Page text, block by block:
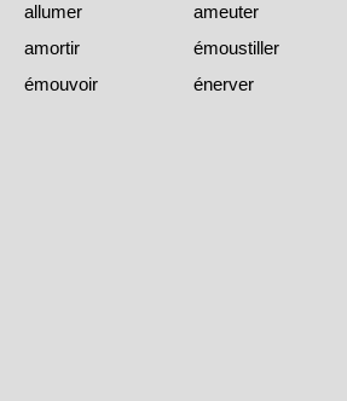
allumer
ameuter
amortir
émoustiller
émouvoir
énerver